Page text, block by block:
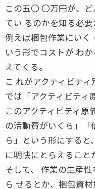
この五〇 〇万円が、
てい るのかを知る必要
例えば梱包作業にいく
いう形でコストが わ
えてくる。
こ れがアクティビテ
では「アクティビティ
このアクティビティ原
の活動費がいくら」「
ら」という形にすると
に明快にとらえること
そして、 作業の生産
ら せるとか、梱包資